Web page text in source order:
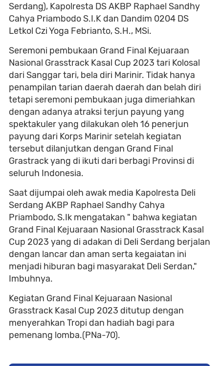
Serdang), Kapolresta DS AKBP Raphael Sandhy
Cahya Priambodo S.I.K dan Dandim 0204 DS
Letkol Czi Yoga Febrianto, S.H., MSi.
Seremoni pembukaan Grand Final Kejuaraan
Nasional Grasstrack Kasal Cup 2023 tari Kolosal
dari Sanggar tari, bela diri Marinir. Tidak hanya
penampilan tarian daerah daerah dan belah diri
tetapi seremoni pembukaan juga dimeriahkan
dengan adanya atraksi terjun payung yang
spektakuler yang dilakukan oleh 16 penerjun
payung dari Korps Marinir setelah kegiatan
tersebut dilanjutkan dengan Grand Final
Grastrack yang di ikuti dari berbagi Provinsi di
seluruh Indonesia.
Saat dijumpai oleh awak media Kapolresta Deli
Serdang AKBP Raphael Sandhy Cahya
Priambodo, S.Ik mengatakan " bahwa kegiatan
Grand Final Kejuaraan Nasional Grasstrack Kasal
Cup 2023 yang di adakan di Deli Serdang berjalan
dengan lancar dan aman serta kegaiatan ini
menjadi hiburan bagi masyarakat Deli Serdan,"
Imbuhnya.
Kegiatan Grand Final Kejuaraan Nasional
Grasstrack Kasal Cup 2023 ditutup dengan
menyerahkan Tropi dan hadiah bagi para
pemenang lomba.(PNa-70).